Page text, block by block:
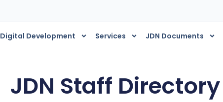
Digital Development Services JDN Documents
JDN Staff Directory